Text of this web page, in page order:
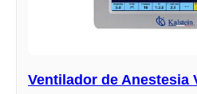
Ventilador de Anestesia